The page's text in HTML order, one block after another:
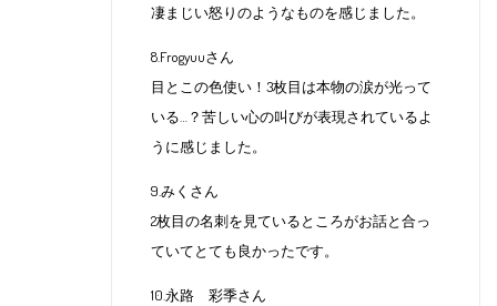
凄まじい怒りのようなものを感じました。
8.Frogyuuさん
目とこの色使い！3枚目は本物の涙が光って
いる…？苦しい心の叫びが表現されているよ
うに感じました。
9.みくさん
2枚目の名刺を見ているところがお話と合っ
ていてとても良かったです。
10.永路 彩季さん